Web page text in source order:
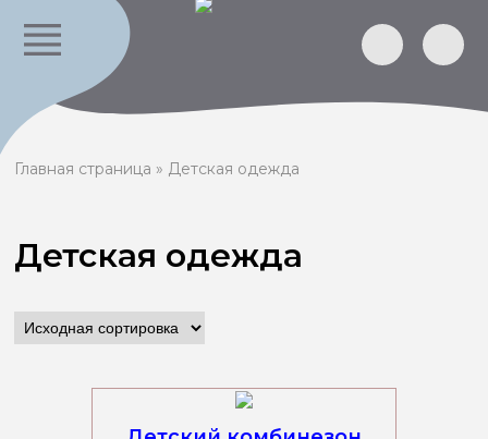
Главная страница » Детская одежда
Детская одежда